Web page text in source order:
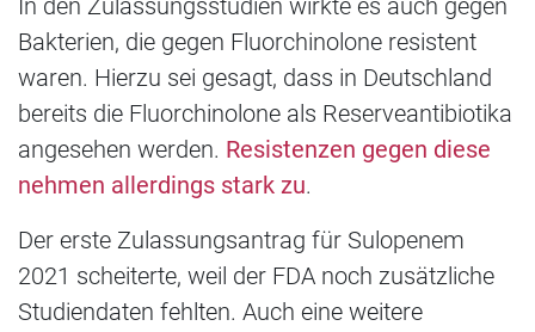
In den Zulassungsstudien wirkte es auch gegen
Bakterien, die gegen Fluorchinolone resistent
waren. Hierzu sei gesagt, dass in Deutschland
bereits die Fluorchinolone als Reserveantibiotika
angesehen werden. Resistenzen gegen diese
nehmen allerdings stark zu.
Der erste Zulassungsantrag für Sulopenem
2021 scheiterte, weil der FDA noch zusätzliche
Studiendaten fehlten. Auch eine weitere